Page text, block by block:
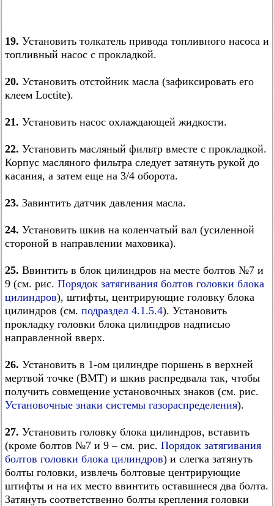
19. Установить толкатель привода топливного насоса и
топливный насос с прокладкой.
20. Установить отстойник масла (зафиксировать его
клеем Loctite).
21. Установить насос охлаждающей жидкости.
22. Установить масляный фильтр вместе с прокладкой.
Корпус масляного фильтра следует затянуть рукой до
касания, а затем еще на 3/4 оборота.
23. Завинтить датчик давления масла.
24. Установить шкив на коленчатый вал (усиленной
стороной в направлении маховика).
25. Ввинтить в блок цилиндров на месте болтов №7 и
9 (см. рис. Порядок затягивания болтов головки блока
цилиндров), штифты, центрирующие головку блока
цилиндров (см. подраздел 4.1.5.4). Установить
прокладку головки блока цилиндров надписью
направленной вверх.
26. Установить в 1-ом цилиндре поршень в верхней
мертвой точке (ВМТ) и шкив распредвала так, чтобы
получить совмещение установочных знаков (см. рис.
Установочные знаки системы газораспределения).
27. Установить головку блока цилиндров, вставить
(кроме болтов №7 и 9 – см. рис. Порядок затягивания
болтов головки блока цилиндров) и слегка затянуть
болты головки, извлечь болтовые центрирующие
штифты и на их место ввинтить оставшиеся два болта.
Затянуть соответственно болты крепления головки